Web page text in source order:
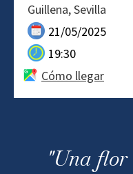
Guillena Sevilla
21/05/2025
19:30
Cómo llegar
"Una flor